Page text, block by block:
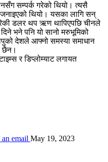
सम्पर्क गरेको थियो। त्यसै
थियो। यसका लागि सन्
डलर थप ऋण थापिएपछि चीनले
भने पनि यो सानो मरुभूमिको
देशले आफ्नो समस्या समाधान
छैन।
र डिप्लोम्याट लगायत
an email May 19, 2023